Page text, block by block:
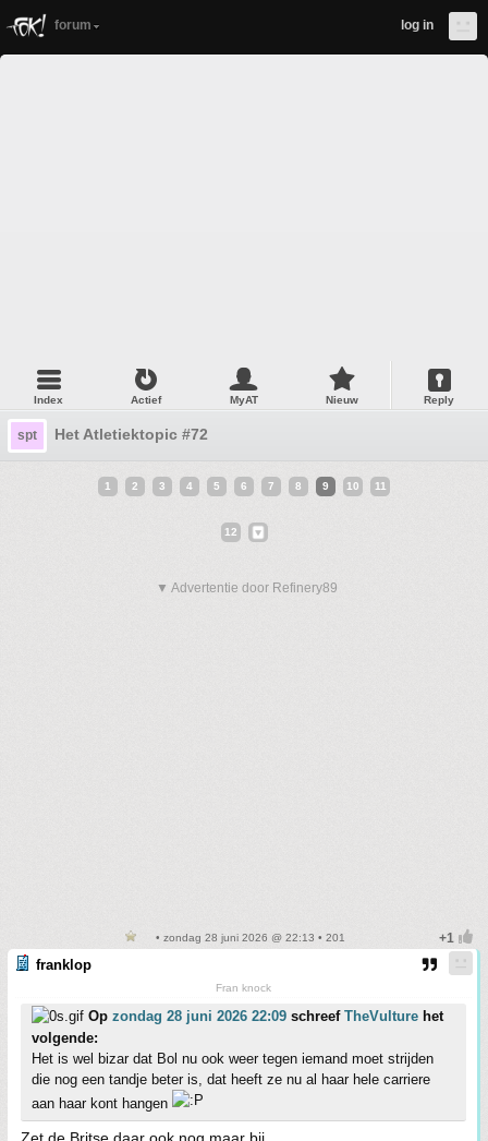
forum log in
Index Actief MyAT Nieuw Reply
spt Het Atletiektopic #72
1 2 3 4 5 6 7 8 9 10 11
12
▼ Advertentie door Refinery89
• zondag 28 juni 2026 @ 22:13 • 201
franklop
Fran knock
Op zondag 28 juni 2026 22:09 schreef TheVulture het
volgende:
Het is wel bizar dat Bol nu ook weer tegen iemand moet strijden
die nog een tandje beter is, dat heeft ze nu al haar hele carriere
aan haar kont hangen